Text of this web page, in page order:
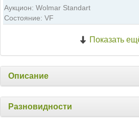
Аукцион: Wolmar Standart
Состояние: VF
Показать
Описание
Разновидности